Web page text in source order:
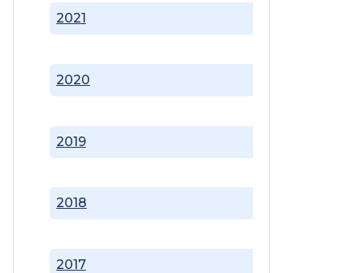
2017
2018
2019
2020
2021